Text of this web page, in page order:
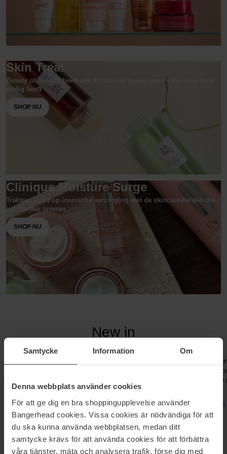
Samtycke Information Om
Denna webbplats använder cookies
För att ge dig en bra shoppingupplevelse använder
Bangerhead cookies. Vissa cookies är nödvändiga för att
du ska kunna använda webbplatsen, medan ditt
samtycke krävs för att använda cookies för att förbättra
våra tjänster, mäta och analysera trafik, förse dig med
Skin Treat
Beauty of Joseon heeft alle Koreaanse beauty-parels die jouw huid
nodig heeft
SHOP NU
Clinique Moisture Surge
Trakteer jezelf op iconische verzorging met de skincare-helden die
jaar na jaar leveren
SHOP NU
New in
Ontdek onze nieuwkomers
250 ml
37,99 € 184,30 €
30